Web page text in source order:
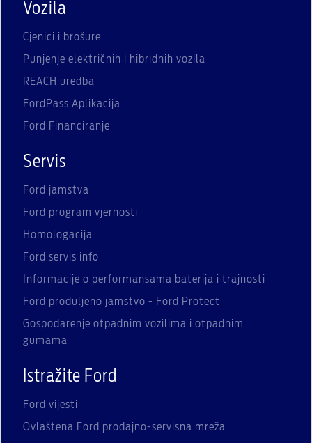
Vozila
Cjenici i brošure
Punjenje električnih i hibridnih vozila
REACH uredba
FordPass Aplikacija
Ford Financiranje
Servis
Ford jamstva
Ford program vjernosti
Homologacija
Ford servis info
Informacije o performansama baterija i trajnosti
Ford produljeno jamstvo - Ford Protect
Gospodarenje otpadnim vozilima i otpadnim
gumama
Istražite Ford
Ford vijesti
Ovlaštena Ford prodajno-servisna mreža